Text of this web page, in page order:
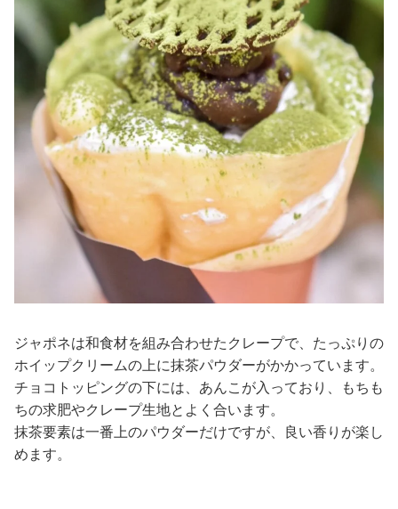
ジャポネは和食材を組み合わせたクレープで、たっぷりの
ホイップクリームの上に抹茶パウダーがかかっています。
チョコトッピングの下には、あんこが入っており、もちも
ちの求肥やクレープ生地とよく合います。
抹茶要素は一番上のパウダーだけですが、良い香りが楽し
めます。